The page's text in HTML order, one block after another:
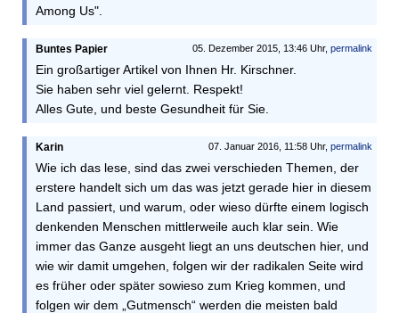
Among Us".
05. Dezember 2015, 13:46 Uhr, permalink
Buntes Papier
Ein großartiger Artikel von Ihnen Hr. Kirschner.
Sie haben sehr viel gelernt. Respekt!
Alles Gute, und beste Gesundheit für Sie.
07. Januar 2016, 11:58 Uhr, permalink
Karin
Wie ich das lese, sind das zwei verschieden Themen, der
erstere handelt sich um das was jetzt gerade hier in diesem
Land passiert, und warum, oder wieso dürfte einem logisch
denkenden Menschen mittlerweile auch klar sein. Wie
immer das Ganze ausgeht liegt an uns deutschen hier, und
wie wir damit umgehen, folgen wir der radikalen Seite wird
es früher oder später sowieso zum Krieg kommen, und
folgen wir dem „Gutmensch“ werden die meisten bald